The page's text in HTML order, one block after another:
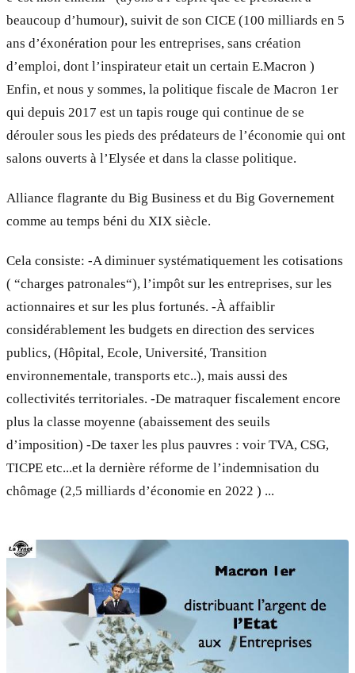
beaucoup d’humour), suivit de son CICE (100 milliards en 5
ans d’éxonération pour les entreprises, sans création
d’emploi, dont l’inspirateur etait un certain E.Macron )
Enfin, et nous y sommes, la politique fiscale de Macron 1er
qui depuis 2017 est un tapis rouge qui continue de se
dérouler sous les pieds des prédateurs de l’économie qui ont
salons ouverts à l’Elysée et dans la classe politique.
Alliance flagrante du Big Business et du Big Governement
comme au temps béni du XIX siècle.
Cela consiste: -A diminuer systématiquement les cotisations
( “charges patronales“), l’impôt sur les entreprises, sur les
actionnaires et sur les plus fortunés. -À affaiblir
considérablement les budgets en direction des services
publics, (Hôpital, Ecole, Université, Transition
environnementale, transports etc..), mais aussi des
collectivités territoriales. -De matraquer fiscalement encore
plus la classe moyenne (abaissement des seuils
d’imposition) -De taxer les plus pauvres : voir TVA, CSG,
TICPE etc...et la dernière réforme de l’indemnisation du
chômage (2,5 milliards d’économie en 2022 ) ...